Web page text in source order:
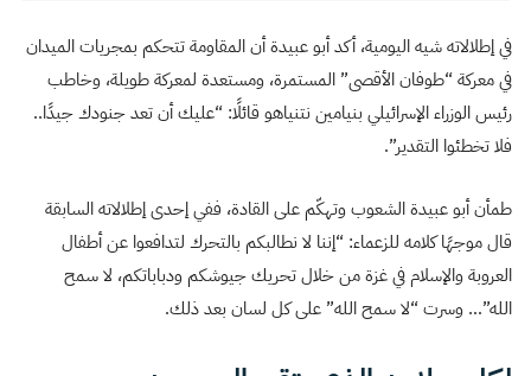
في إطلالاته شيه اليومية، أكد أبو عبيدة أن المقاومة تتحكم بمجريات الميدان
في معركة “طوفان الأقصى” المستمرة، ومستعدة لمعركة طويلة، وخاطب
رئيس الوزراء الإسرائيلي بنيامين نتنياهو قائلًا: “عليك أن تعد جنودك جيدًا..
فلا تخطئوا التقدير”.
طمأن أبو عبيدة الشعوب وتهكّم على القادة، ففي إحدى إطلالاته السابقة
قال موجهًا كلامه للزعماء: “إننا لا نطالبكم بالتحرك لتدافعوا عن أطفال
العروبة والإسلام في غزة من خلال تحريك جيوشكم ودباباتكم، لا سمح
الله”… وسرت “لا سمح الله” على كل لسان بعد ذلك.